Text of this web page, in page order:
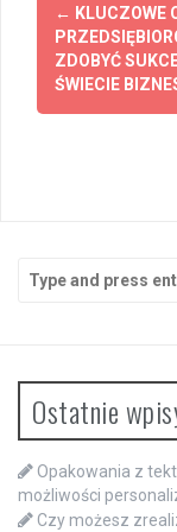
navigation
← KLUCZOWE
ZDOBYĆ
ŚWIECIE
for:
Ostatnie
Opakowania z
możliwości
Czy możesz